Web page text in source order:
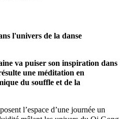
l'univers de la danse
va puiser son inspiration dans
une méditation en
du souffle et de la
l’espace d’une journée un